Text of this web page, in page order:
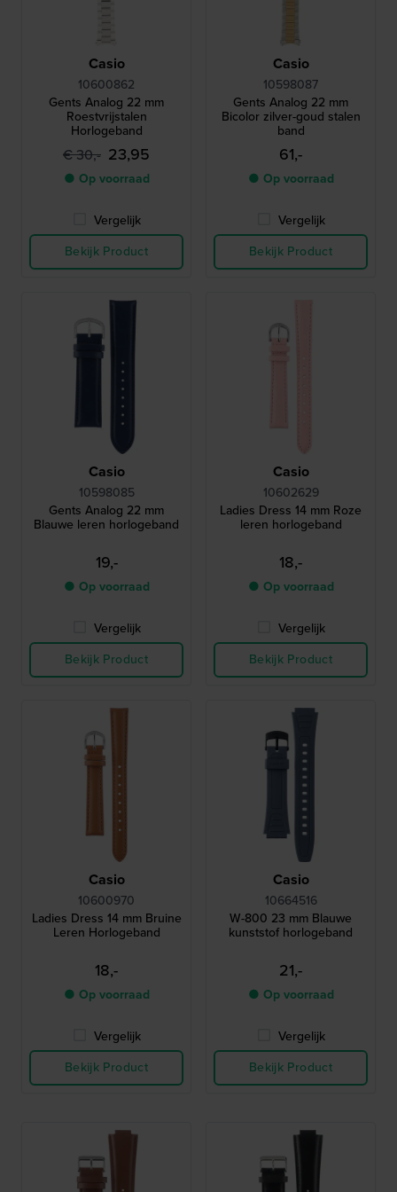
Casio
10600862
Gents Analog 22 mm
Roestvrijstalen
Horlogeband
€ 30,- 23,95
● Op voorraad
Vergelijk
Bekijk Product
Casio
10598087
Gents Analog 22 mm
Bicolor zilver-goud stalen
band
61,-
● Op voorraad
Vergelijk
Bekijk Product
Casio
10598085
Gents Analog 22 mm
Blauwe leren horlogeband
19,-
● Op voorraad
Vergelijk
Bekijk Product
Casio
10602629
Ladies Dress 14 mm Roze
leren horlogeband
18,-
● Op voorraad
Vergelijk
Bekijk Product
Casio
10600970
Ladies Dress 14 mm Bruine
Leren Horlogeband
18,-
● Op voorraad
Vergelijk
Bekijk Product
Casio
10664516
W-800 23 mm Blauwe
kunststof horlogeband
21,-
● Op voorraad
Vergelijk
Bekijk Product